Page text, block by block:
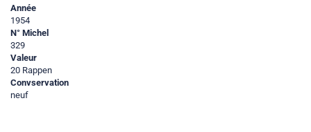
Année
1954
N° Michel
329
Valeur
20 Rappen
Convservation
neuf